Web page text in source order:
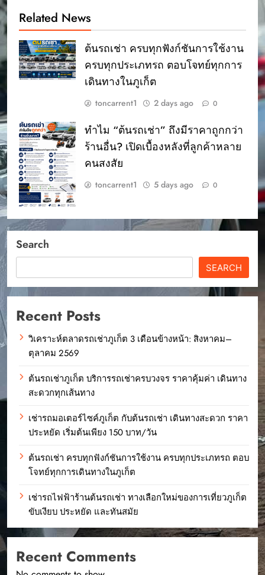
Related News
ต้นรถเช่า ครบทุกฟังก์ชันการใช้งาน
ครบทุกประเภทรถ ตอบโจทย์ทุกการ
เดินทางในภูเก็ต
toncarrent1 2 days ago 0
ทำไม “ต้นรถเช่า” ถึงมีราคาถูกกว่า
ร้านอื่น? เปิดเบื้องหลังที่ลูกค้าหลาย
คนสงสัย
toncarrent1 5 days ago 0
Search
SEARCH
Recent Posts
วิเคราะห์ตลาดรถเช่าภูเก็ต 3 เดือนข้างหน้า: สิงหาคม–
ตุลาคม 2569
ต้นรถเช่าภูเก็ต บริการรถเช่าครบวงจร ราคาคุ้มค่า เดินทาง
สะดวกทุกเส้นทาง
เช่ารถมอเตอร์ไซค์ภูเก็ต กับต้นรถเช่า เดินทางสะดวก ราคา
ประหยัด เริ่มต้นเพียง 150 บาท/วัน
ต้นรถเช่า ครบทุกฟังก์ชันการใช้งาน ครบทุกประเภทรถ ตอบ
โจทย์ทุกการเดินทางในภูเก็ต
เช่ารถไฟฟ้าร้านต้นรถเช่า ทางเลือกใหม่ของการเที่ยวภูเก็ต
ขับเงียบ ประหยัด และทันสมัย
Recent Comments